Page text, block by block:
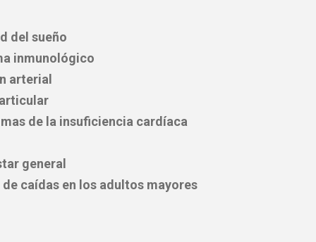
del sueño
inmunológico
arterial
de la insuficiencia cardíaca
general
caídas en los adultos mayores